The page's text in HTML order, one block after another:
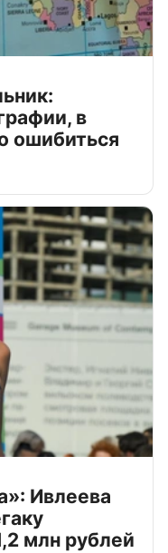
в
ошибиться
Ивлеева
млн рублей